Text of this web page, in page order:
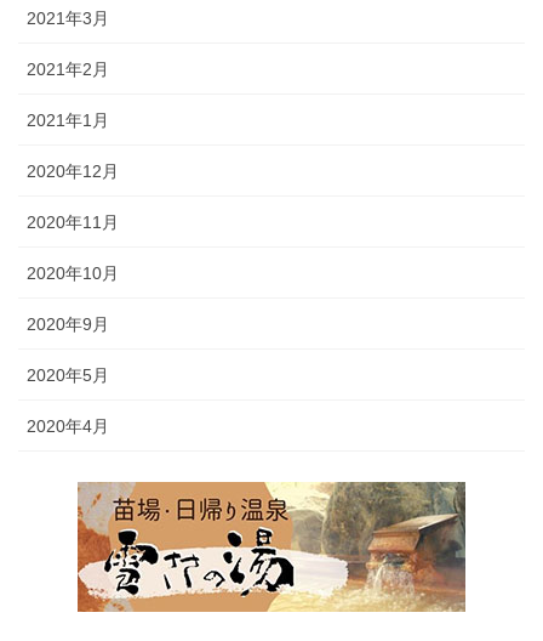
2021年3月
2021年2月
2021年1月
2020年12月
2020年11月
2020年10月
2020年9月
2020年5月
2020年4月